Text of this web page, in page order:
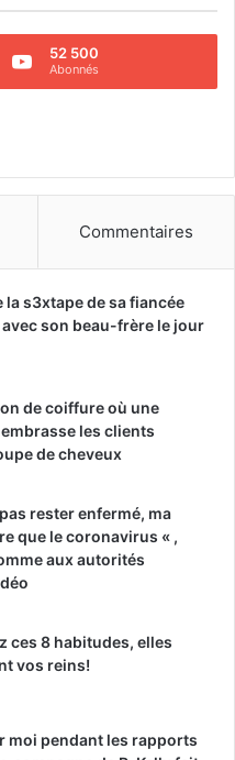
52 500
Abonnés
Commentaires
la s3xtape de sa fiancée
son beau-frère le jour
de coiffure où une
les clients
de cheveux
rester enfermé, ma
que le coronavirus « ,
aux autorités
ces 8 habitudes, elles
vos reins!
moi pendant les rapports